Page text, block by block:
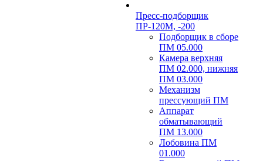
Пресс-подборщик
ПР-120М, -200
Подборщик в сборе
ПМ 05.000
Камера верхняя
ПМ 02.000, нижняя
ПМ 03.000
Механизм
прессующий ПМ
Аппарат
обматывающий
ПМ 13.000
Лобовина ПМ
01.000